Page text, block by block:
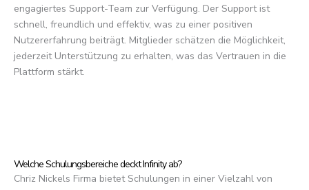
engagiertes Support-Team zur Verfügung. Der Support ist
schnell, freundlich und effektiv, was zu einer positiven
Nutzererfahrung beiträgt. Mitglieder schätzen die Möglichkeit,
jederzeit Unterstützung zu erhalten, was das Vertrauen in die
Plattform stärkt.
Welche Schulungsbereiche deckt Infinity ab?
Chriz Nickels Firma bietet Schulungen in einer Vielzahl von